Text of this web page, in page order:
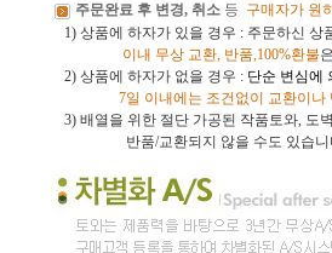
주문완료 후 변경, 취소 등 구매자가 원
1) 상품에 하자가 있을 경우 : 주문하신 상
이내 무상 교환, 반품,100%환불
2) 상품에 하자가 없을 경우 : 단순 변심에
7일 이내에는 조건없이 교환이나
3)배열을 위한 절단 가공된 작품토와, 도
반품/교환되지 않을 수도 있습니